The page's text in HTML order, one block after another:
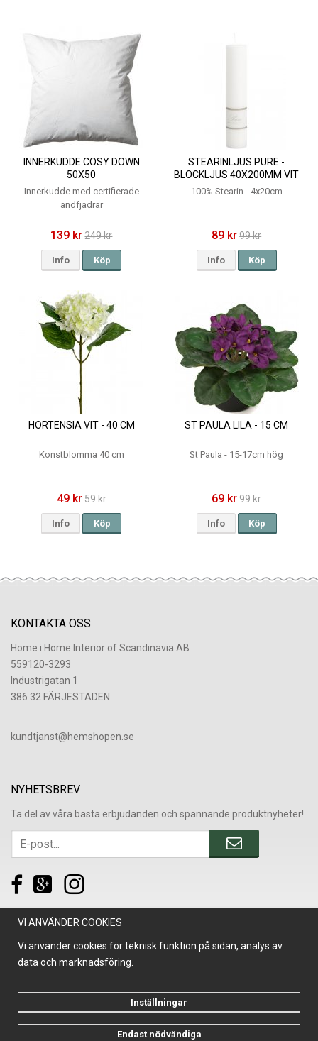
INNERKUDDE COSY DOWN
50X50
Innerkudde med certifierade
andfjädrar
139 kr 249 kr
Info Köp
STEARINLJUS PURE -
BLOCKLJUS 40X200MM VIT
100% Stearin - 4x20cm
89 kr99 kr
Info Köp
HORTENSIA VIT - 40 CM
Konstblomma 40 cm
49 kr59 kr
Info Köp
ST PAULA LILA - 15 CM
St Paula - 15-17cm hög
69 kr99 kr
Info Köp
KONTAKTA OSS
Home i Home Interior of Scandinavia AB
559120-3293
Industrigatan 1
386 32 FÄRJESTADEN
​kundtjanst@hemshopen.se
NYHETSBREV
Ta del av våra bästa erbjudanden och spännande produktnyheter!
Drift & produktion:Wikinggruppen
VI ANVÄNDER COOKIES
Vi använder cookies för teknisk funktion på sidan, analys av
data och marknadsföring.
Inställningar
Endast nödvändiga